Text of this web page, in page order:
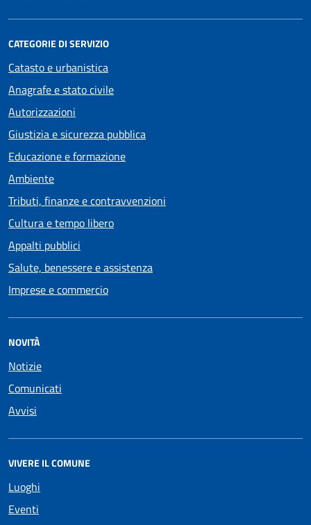
CATEGORIE DI SERVIZIO
Catasto e urbanistica
Anagrafe e stato civile
Autorizzazioni
Giustizia e sicurezza pubblica
Educazione e formazione
Ambiente
Tributi, finanze e contravvenzioni
Cultura e tempo libero
Appalti pubblici
Salute, benessere e assistenza
Imprese e commercio
NOVITÀ
Notizie
Comunicati
Avvisi
VIVERE IL COMUNE
Luoghi
Eventi